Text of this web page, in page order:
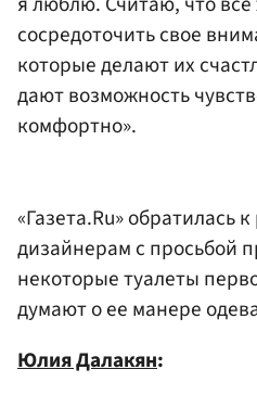
сосредоточить свое
которые делают их
дают возможность
комфортно».
«Газета.Ru» обратилась
дизайнерам с просьбой
некоторые туалеты
думают о ее манере
Юлия Далакян: